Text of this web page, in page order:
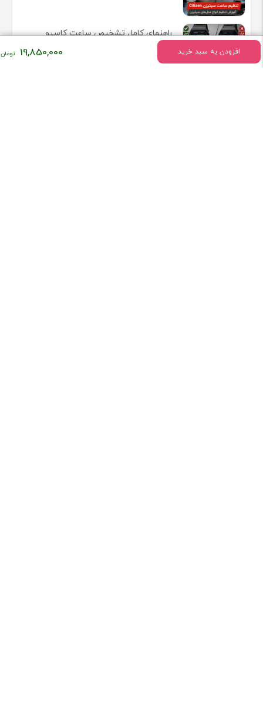
افزودن به سبد خرید 19,850,000
راهنمای کامل تشخیص ساعت کاسیو
اصل از فیک